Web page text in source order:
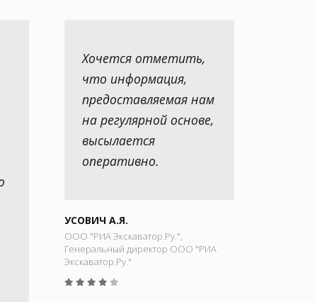
Хочется отметить,
что информация,
предоставляемая нам
на регулярной основе,
высылается
оперативно.
УСОВИЧ А.Я.
ООО "РИА Экскаватор.Ру.",
Генеральный директор ООО "РИА
Экскаватор.Ру."